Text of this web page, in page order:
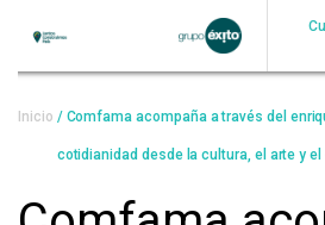
principal
Sobrescribir
enlaces
Inicio Comfama acompaña a través del
cotidianidad desde la cultura, el arte y el